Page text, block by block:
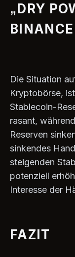
„DRY
BINANCE
Die Situation
Kryptobörse,
Stablecoin-
rasant,
Reserven
sinkendes
steigenden
potenziell
Interesse der
FAZIT